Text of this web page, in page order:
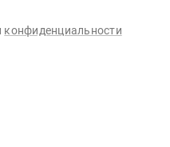
конфиденциальности